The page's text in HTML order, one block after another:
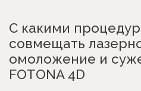
С какими
совмещать
омоложение и
FOTONA 4D